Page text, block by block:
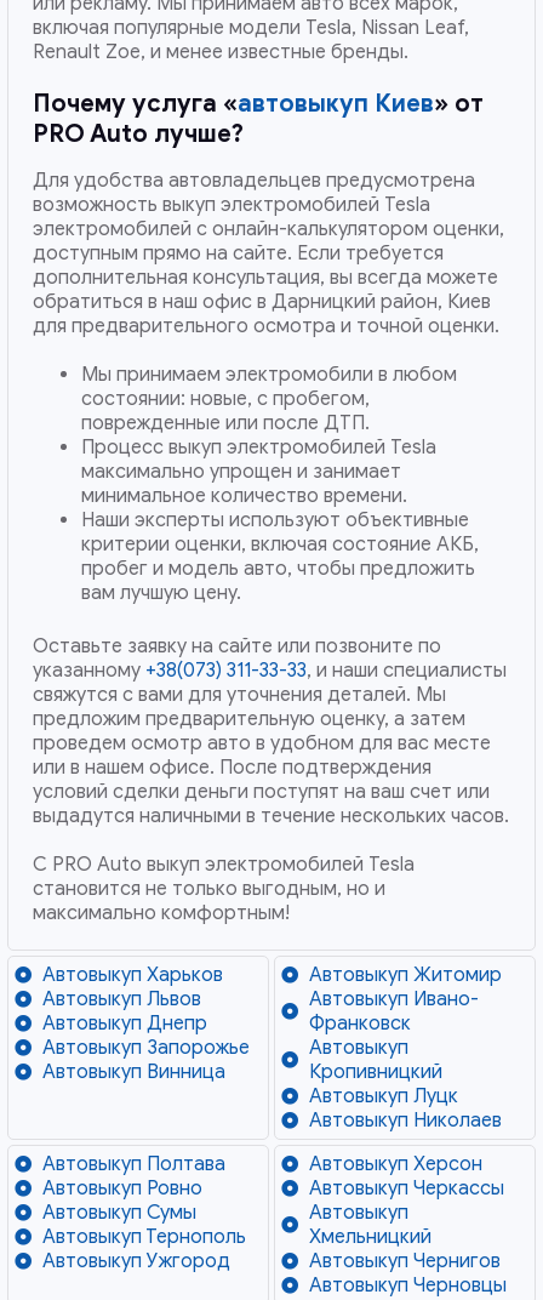
включая популярные модели Tesla, Nissan Leaf,
Renault Zoe, и менее известные бренды.
Почему услуга «автовыкуп Киев» от
PRO Auto лучше?
Для удобства автовладельцев предусмотрена
возможность выкуп электромобилей Tesla
электромобилей с онлайн-калькулятором оценки,
доступным прямо на сайте. Если требуется
дополнительная консультация, вы всегда можете
обратиться в наш офис в Дарницкий район, Киев
для предварительного осмотра и точной оценки.
Мы принимаем электромобили в любом
состоянии: новые, с пробегом,
поврежденные или после ДТП.
Процесс выкуп электромобилей Tesla
максимально упрощен и занимает
минимальное количество времени.
Наши эксперты используют объективные
критерии оценки, включая состояние АКБ,
пробег и модель авто, чтобы предложить
вам лучшую цену.
Оставьте заявку на сайте или позвоните по
указанному +38(073) 311-33-33, и наши специалисты
свяжутся с вами для уточнения деталей. Мы
предложим предварительную оценку, а затем
проведем осмотр авто в удобном для вас месте
или в нашем офисе. После подтверждения
условий сделки деньги поступят на ваш счет или
выдадутся наличными в течение нескольких часов.
С PRO Auto выкуп электромобилей Tesla
становится не только выгодным, но и
максимально комфортным!
Автовыкуп Харьков
Автовыкуп Львов
Автовыкуп Днепр
Автовыкуп Запорожье
Автовыкуп Винница
Автовыкуп Житомир
Автовыкуп Ивано-
Франковск
Автовыкуп
Кропивницкий
Автовыкуп Луцк
Автовыкуп Николаев
Автовыкуп Полтава
Автовыкуп Ровно
Автовыкуп Сумы
Автовыкуп Тернополь
Автовыкуп Ужгород
Автовыкуп Херсон
Автовыкуп Черкассы
Автовыкуп
Хмельницкий
Автовыкуп Чернигов
Автовыкуп Черновцы